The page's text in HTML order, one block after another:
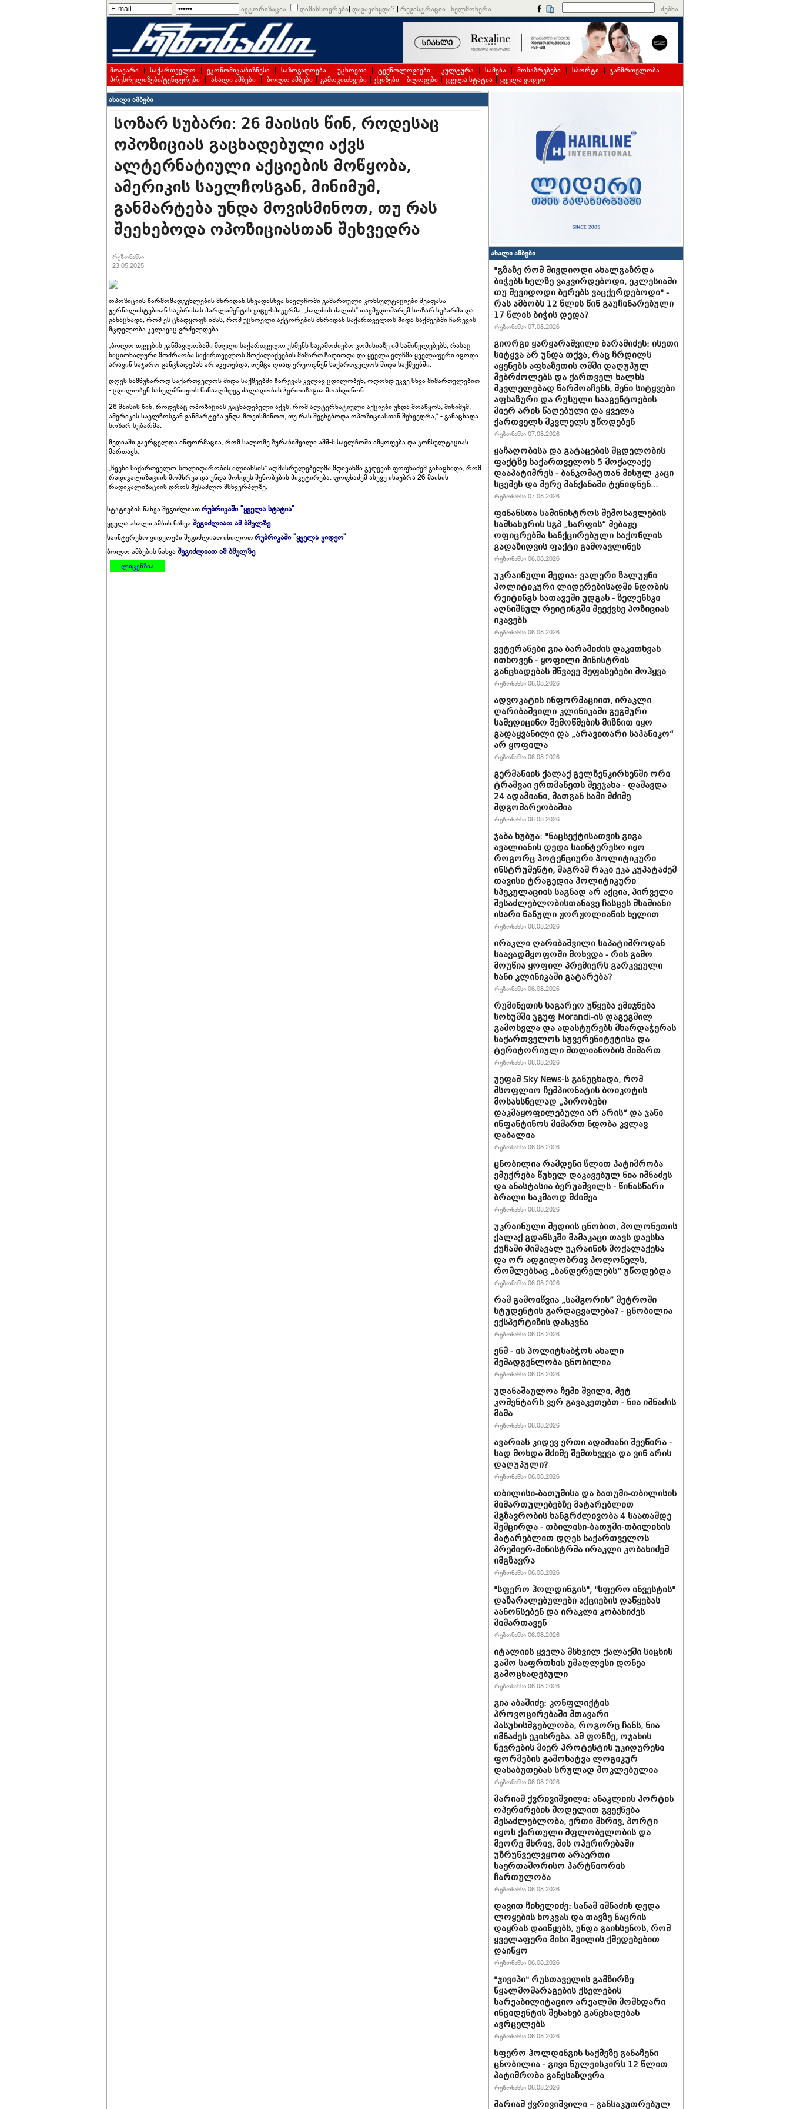
ავტორიზაცია დამახსოვრება| დაგავიწყდა? | რეგისტრაცია | ხელმოწერა ძებნა
მთავარი | საქართველო | ეკონომიკა/ბიზნესი | საზოგადოება | უცხოეთი | ტექნოლოგიები | კულტურა | სამება | მოსაზრებები | სპორტი | ჯანმრთელობა |
პრესრელიზები/ტენდერები | ახალი ამბები | ბოლო ამბები | გამოკითხვები | ქვიზები | ბლოგები | ყველა სტატია | ყველა ვიდეო
ახალი ამბები
სოზარ სუბარი: 26 მაისის წინ, როდესაც
ოპოზიციას გაცხადებული აქვს
ალტერნატიული აქციების მოწყობა,
ამერიკის საელჩოსგან, მინიმუმ,
განმარტება უნდა მოვისმინოთ, თუ რას
შეეხებოდა ოპოზიციასთან შეხვედრა
რეზონანსი
23.05.2025
ოპოზიციის წარმომადგენლების მხრიდან სხვადასხვა საელჩოში გამართული კონსულტაციები შეაფასა
ჟურნალისტებთან საუბრისას პარლამენტის ვიცე-სპიკერმა, „ხალხის ძალის“ თავმჯდომარემ სოზარ სუბარმა და
განაცხადა, რომ ეს ცხადყოფს იმას, რომ უცხოელი აქტორების მხრიდან საქართველოს შიდა საქმეებში ჩარევის
მცდელობა კვლავაც გრძელდება.
„ბოლო თვეების განმავლობაში მთელი საქართველო უსმენს საგამოძიებო კომისიაზე იმ საშინელებებს, რასაც
ნაციონალური მოძრაობა საქართველოს მოქალაქეების მიმართ ჩადიოდა და ყველა ელჩმა ყველაფერი იცოდა.
არავინ საჯარო განცხადებას არ აკეთებდა, თუმცა ღიად ერეოდნენ საქართველოს შიდა საქმეებში.
დღეს სამწუხაროდ საქართველოს შიდა საქმეებში ჩარევას კვლავ ცდილობენ, ოღონდ უკვე სხვა მიმართულებით
- ცდილობენ სახელმწიფოს წინააღმდეგ ძალადობის ჰეროიზაცია მოახდინონ.
26 მაისის წინ, როდესაც ოპოზიციას გაცხადებული აქვს, რომ ალტერნატიული აქციები უნდა მოაწყოს, მინიმუმ,
ამერიკის საელჩოსგან განმარტება უნდა მოვისმინოთ, თუ რას შეეხებოდა ოპოზიციასთან შეხვედრა,“ - განაცხადა
სოზარ სუბარმა.
მედიაში გავრცელდა ინფორმაცია, რომ სალომე ზურაბიშვილი აშშ-ს საელჩოში იმყოფება და კონსულტაციას
მართავს.
„ჩვენი საქართველო-სოლიდარობის ალიანსის“ აღმასრულებელმა მდივანმა გედევან ფოფხაძემ განაცხადა, რომ
რადიკალიზაციის მომხრეა და უნდა მოხდეს შენობების პიკეტირება. ფოფხაძემ ასევე ისაუბრა 26 მაისის
რადიკალიზაციის დროს შესაძლო მსხვერპლზე.
სტატიების ნახვა შეგიძლიათრუბრიკაში "ყველა სტატია"
ყველა ახალი ამბის ნახვაშეგიძლიათ ამ ბმულზე
საინტერესო ვიდეოები შეგიძლიათ იხილოთრუბრიკაში "ყველა ვიდეო"
ბოლო ამბების ნახვაშეგიძლიათ ამ ბმულზე
ლიცენზია
ახალი ამბები
"გზაზე რომ მივდიოდი ახალგაზრდა
ბიჭებს ხელზე ვაკვირდებოდი, ეკლესიაში
თუ შევიდოდი ბერებს ვაცქერდებოდი" -
რას ამბობს 12 წლის წინ გაუჩინარებული
17 წლის ბიჭის დედა?
რეზონანსი 07.08.2026
გიორგი ყარყარაშვილი ბარამიძეს: ისეთი
სიტყვა არ უნდა თქვა, რაც ჩრდილს
აყენებს აფხაზეთის ომში დაღუპულ
მებრძოლებს და ქართველ ხალხს
მკვლელებად წარმოაჩენს, შენი სიტყვები
აფხაზური და რუსული სააგენტოების
მიერ არის წაღებული და ყველა
ქართველს მკვლელს უწოდებენ
რეზონანსი 07.08.2026
ყაჩაღობისა და გატაცების მცდელობის
ფაქტზე საქართველოს 5 მოქალაქე
დააპატიმრეს - ბანკომატთან მისულ კაცი
სცემეს და მერე მანქანაში ტენიდნენ...
რეზონანსი 07.08.2026
ფინანსთა სამინისტროს შემოსავლების
სამსახურის სგპ „სარფის“ მებაჟე
ოფიცრებმა სანქცირებული საქონლის
გადაზიდვის ფაქტი გამოავლინეს
რეზონანსი 06.08.2026
უკრაინული მედია: ვალერი ზალუჟნი
პოლიტიკური ლიდერებისადმი ნდობის
რეიტინგს სათავეში უდგას - ზელენსკი
აღნიშნულ რეიტინგში მეექვსე პოზიციას
იკავებს
რეზონანსი 06.08.2026
ვეტერანები გია ბარამიძის დაკითხვას
ითხოვენ - ყოფილი მინისტრის
განცხადებას მწვავე შეფასებები მოჰყვა
რეზონანსი 06.08.2026
ადვოკატის ინფორმაციით, ირაკლი
ღარიბაშვილი კლინიკაში გეგმური
სამედიცინო შემოწმების მიზნით იყო
გადაყვანილი და „არავითარი საპანიკო“
არ ყოფილა
რეზონანსი 06.08.2026
გერმანიის ქალაქ გელზენკირხენში ორი
ტრამვაი ერთმანეთს შეეჯახა - დაშავდა
24 ადამიანი, მათგან სამი მძიმე
მდგომარეობაშია
რეზონანსი 06.08.2026
ჯაბა ხუბუა: "ნაცსექტისათვის გიგა
ავალიანის დედა საინტერესო იყო
როგორც პოტენციური პოლიტიკური
ინსტრუმენტი, მაგრამ რაკი ეკა კუპატაძემ
თავისი ტრაგედია პოლიტიკური
სპეკულაციის საგნად არ აქცია, პირველი
შესაძლებლობისთანავე ჩასცეს შხამიანი
ისარი ნანული ჟორჟოლიანის ხელით
რეზონანსი 06.08.2026
ირაკლი ღარიბაშვილი საპატიმროდან
საავადმყოფოში მოხვდა - რის გამო
მოუწია ყოფილ პრემიერს გარკვეული
ხანი კლინიკაში გატარება?
რეზონანსი 06.08.2026
რუმინეთის საგარეო უწყება ემიჯნება
სოხუმში ჯგუფ Morandi-ის დაგეგმილ
გამოსვლა და ადასტურებს მხარდაჭერას
საქართველოს სუვერენიტეტისა და
ტერიტორიული მთლიანობის მიმართ
რეზონანსი 06.08.2026
უეფამ Sky News-ს განუცხადა, რომ
მსოფლიო ჩემპიონატის ბოიკოტის
მოსახსნელად „პირობები
დაკმაყოფილებული არ არის“ და ჯანი
ინფანტინოს მიმართ ნდობა კვლავ
დაბალია
რეზონანსი 06.08.2026
ცნობილია რამდენი წლით პატიმრობა
ემუქრება წუხელ დაკავებულ ნია იმნაძეს
და ანასტასია ბერუაშვილს - წინასწარი
ბრალი საკმაოდ მძიმეა
რეზონანსი 06.08.2026
უკრაინული მედიის ცნობით, პოლონეთის
ქალაქ გდანსკში მამაკაცი თავს დაესხა
ქუჩაში მიმავალ უკრაინის მოქალაქესა
და ორ ადგილობრივ პოლონელს,
რომლებსაც „ბანდერელებს“ უწოდებდა
რეზონანსი 06.08.2026
რამ გამოიწვია „სამგორის” მეტროში
სტუდენტის გარდაცვალება? - ცნობილია
ექსპერტიზის დასკვნა
რეზონანსი 06.08.2026
ენმ - ის პოლიტსაბჭოს ახალი
შემადგენლობა ცნობილია
რეზონანსი 06.08.2026
უდანაშაულოა ჩემი შვილი, მეტ
კომენტარს ვერ გავაკეთებთ - ნია იმნაძის
მამა
რეზონანსი 06.08.2026
ავარიას კიდევ ერთი ადამიანი შეეწირა -
სად მოხდა მძიმე შემთხვევა და ვინ არის
დაღუპული?
რეზონანსი 06.08.2026
თბილისი-ბათუმისა და ბათუმი-თბილისის
მიმართულებებზე მატარებლით
მგზავრობის ხანგრძლივობა 4 საათამდე
შემცირდა - თბილისი-ბათუმი-თბილისის
მატარებლით დღეს საქართველოს
პრემიერ-მინისტრმა ირაკლი კობახიძემ
იმგზავრა
რეზონანსი 06.08.2026
"სფერო ჰოლდინგის", "სფერო ინვესტის"
დაზარალებულები აქციების დაწყებას
აანონსებენ და ირაკლი კობახიძეს
მიმართავენ
რეზონანსი 06.08.2026
იტალიის ყველა მსხვილ ქალაქში სიცხის
გამო საფრთხის უმაღლესი დონეა
გამოცხადებული
რეზონანსი 06.08.2026
გია აბაშიძე: კონფლიქტის
პროვოცირებაში მთავარი
პასუხისმგებლობა, როგორც ჩანს, ნია
იმნაძეს ეკისრება. ამ ფონზე, ოჯახის
წევრების მიერ პროტესტის უკიდურესი
ფორმების გამოხატვა ლოგიკურ
დასაბუთებას სრულად მოკლებულია
რეზონანსი 06.08.2026
მარიამ ქვრივიშვილი: ანაკლიის პორტის
ოპერირების მოდელით გვექნება
შესაძლებლობა, ერთი მხრივ, პორტი
იყოს ქართული მფლობელობის და
მეორე მხრივ, მის ოპერირებაში
უზრუნველვყოთ არაერთი
საერთაშორისო პარტნიორის
ჩართულობა
რეზონანსი 06.08.2026
დავით ჩიხელიძე: სანამ იმნაძის დედა
ლოყების ხოკვას და თავზე ნაცრის
დაყრას დაიწყებს, უნდა გაიხსენოს, რომ
ყველაფერი მისი შვილის ქმედებებით
დაიწყო
რეზონანსი 06.08.2026
"ჯივიპი" რუსთაველის გამზირზე
წყალმომარაგების ქსელების
სარეაბილიტაციო არეალში მომხდარი
ინციდენტის შესახებ განცხადებას
ავრცელებს
რეზონანსი 06.08.2026
სფერო ჰოლდინგის საქმეზე განაჩენი
ცნობილია - გივი წულეისკირს 12 წლით
პატიმრობა განესაზღვრა
რეზონანსი 06.08.2026
მარიამ ქვრივიშვილი – განსაკუთრებულ